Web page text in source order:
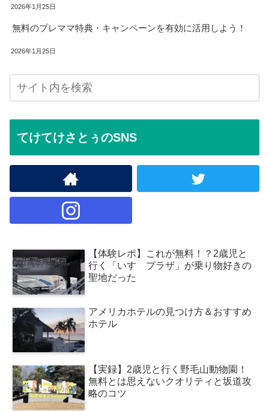
2026年1月25日
無料のプレママ特典・キャンペーンを有効に活用しよう！
2026年1月25日
てけてけさとぅのSNS
【体験レポ】これが無料！？2歳児と
行く「いすゞプラザ」が乗り物好きの
聖地だった
アメリカホテルの見つけ方＆おすすめ
ホテル
【実録】2歳児と行く野毛山動物園！
無料とは思えないクオリティと坂道攻
略のコツ